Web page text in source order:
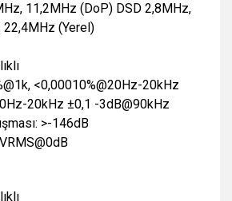
11,2MHz (DoP) DSD 2,8MHz,
(Yerel)
<0,00010%@20Hz-20kHz
20kHz ±0,1 -3dB@90kHz
>-146dB